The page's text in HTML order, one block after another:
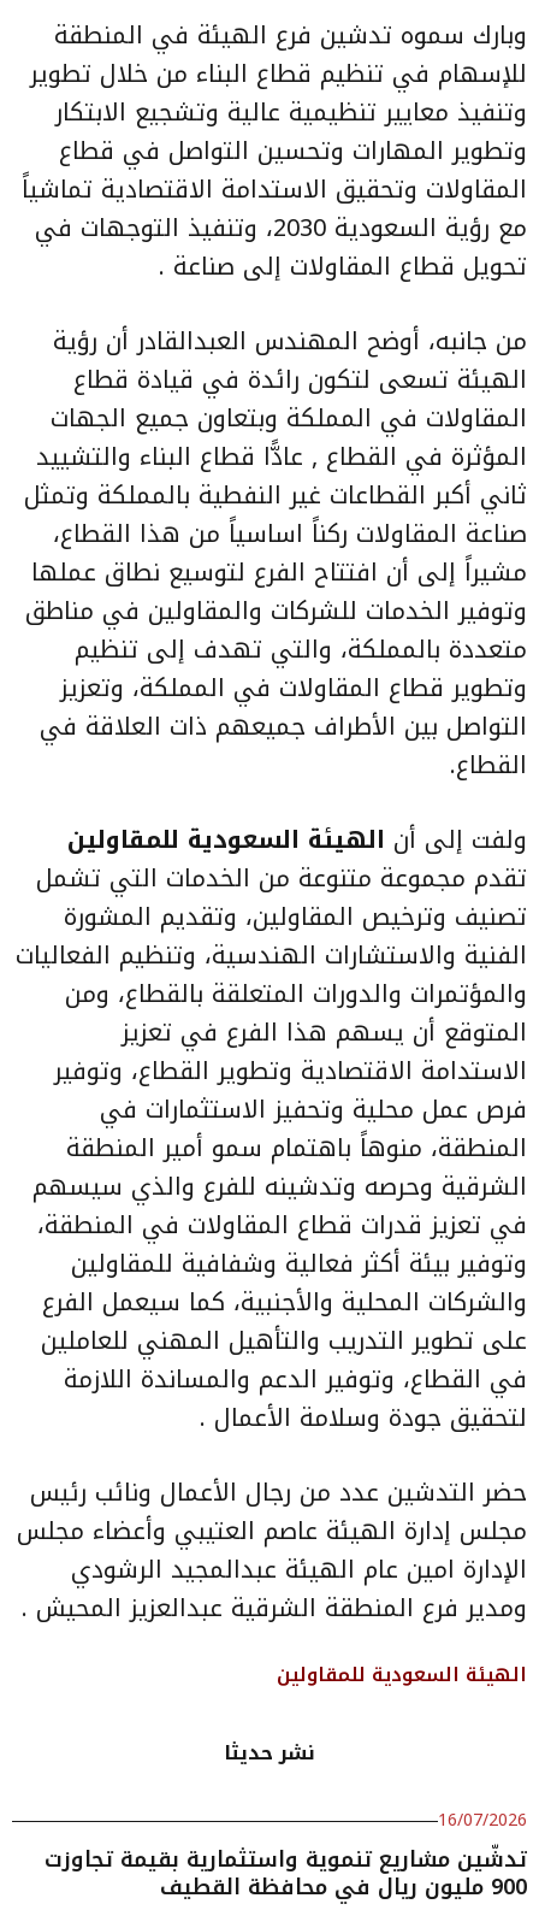
وبارك سموه تدشين فرع الهيئة في المنطقة
للإسهام في تنظيم قطاع البناء من خلال تطوير
وتنفيذ معايير تنظيمية عالية وتشجيع الابتكار
وتطوير المهارات وتحسين التواصل في قطاع
المقاولات وتحقيق الاستدامة الاقتصادية تماشياً
مع رؤية السعودية 2030، وتنفيذ التوجهات في
تحويل قطاع المقاولات إلى صناعة .
من جانبه، أوضح المهندس العبدالقادر أن رؤية
الهيئة تسعى لتكون رائدة في قيادة قطاع
المقاولات في المملكة وبتعاون جميع الجهات
المؤثرة في القطاع , عادًّا قطاع البناء والتشييد
ثاني أكبر القطاعات غير النفطية بالمملكة وتمثل
صناعة المقاولات ركناً اساسياً من هذا القطاع،
مشيراً إلى أن افتتاح الفرع لتوسيع نطاق عملها
وتوفير الخدمات للشركات والمقاولين في مناطق
متعددة بالمملكة، والتي تهدف إلى تنظيم
وتطوير قطاع المقاولات في المملكة، وتعزيز
التواصل بين الأطراف جميعهم ذات العلاقة في
القطاع.
ولفت إلى أن الهيئة السعودية للمقاولين
تقدم مجموعة متنوعة من الخدمات التي تشمل
تصنيف وترخيص المقاولين، وتقديم المشورة
الفنية والاستشارات الهندسية، وتنظيم الفعاليات
والمؤتمرات والدورات المتعلقة بالقطاع، ومن
المتوقع أن يسهم هذا الفرع في تعزيز
الاستدامة الاقتصادية وتطوير القطاع، وتوفير
فرص عمل محلية وتحفيز الاستثمارات في
المنطقة، منوهاً باهتمام سمو أمير المنطقة
الشرقية وحرصه وتدشينه للفرع والذي سيسهم
في تعزيز قدرات قطاع المقاولات في المنطقة،
وتوفير بيئة أكثر فعالية وشفافية للمقاولين
والشركات المحلية والأجنبية، كما سيعمل الفرع
على تطوير التدريب والتأهيل المهني للعاملين
في القطاع، وتوفير الدعم والمساندة اللازمة
لتحقيق جودة وسلامة الأعمال .
حضر التدشين عدد من رجال الأعمال ونائب رئيس
مجلس إدارة الهيئة عاصم العتيبي وأعضاء مجلس
الإدارة امين عام الهيئة عبدالمجيد الرشودي
ومدير فرع المنطقة الشرقية عبدالعزيز المحيش .
الهيئة السعودية للمقاولين
نشر حديثا
16/07/2026
تدشّين مشاريع تنموية واستثمارية بقيمة تجاوزت
900 مليون ريال في محافظة القطيف